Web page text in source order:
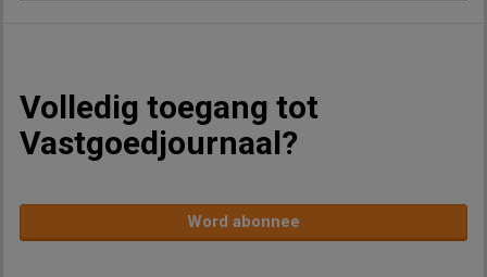
Volledig toegang tot
Vastgoedjournaal?
Word abonnee